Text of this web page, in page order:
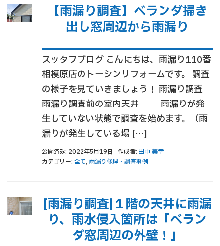
【雨漏り調査】ベランダ掃き
出し窓周辺から雨漏り
スッタフブログ こんにちは、雨漏り110番
相模原店のトーシンリフォームです。 調査
の様子を見ていきましょう！ 雨漏り調査
雨漏り調査前の室内天井 雨漏りが発
生していない状態で調査を始めます。（雨
漏りが発生している場 […]
公開済み: 2022年5月19日 作成者: 田中 美幸
カテゴリー: 全て, 雨漏り修理・調査事例
[雨漏り調査]１階の天井に雨漏
り、雨水侵入箇所は「ベラン
ダ窓周辺の外壁！」